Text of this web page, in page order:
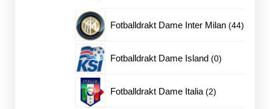
produkter
Fotballdrakt Dame Inter Milan 4444
Fotballdrakt Dame Island 00
Fotballdrakt Dame Italia 22